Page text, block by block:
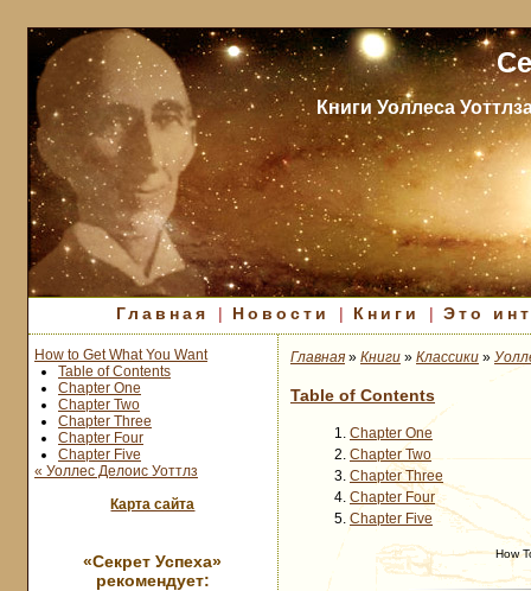
Книги Уоллеса
Главная | Новости | Книги |Это
How to Get What You Want
Table of Contents
Chapter One
Chapter Two
Chapter Three
Chapter Four
Chapter Five
« Уоллес Делоис Уоттлз
Карта сайта
«Секрет Успеха»
рекомендует:
Главная » Книги » Классики »
Table of Contents
Chapter One
Chapter Two
Chapter Three
Chapter Four
Chapter Five
How